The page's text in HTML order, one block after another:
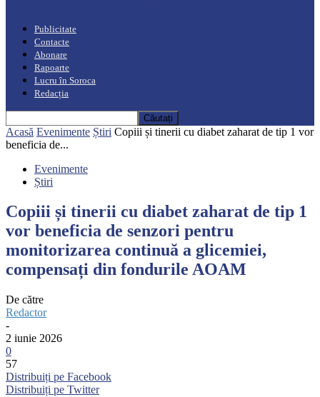
Publicitate
Contacte
Abonare
Rapoarte
Lucru în Soroca
Redacția
Acasă Evenimente Știri Copiii și tinerii cu diabet zaharat de tip 1 vor
beneficia de...
Evenimente
Știri
Copiii și tinerii cu diabet zaharat de tip 1
vor beneficia de senzori pentru
monitorizarea continuă a glicemiei,
compensați din fondurile AOAM
De către
Redactor
-
2 iunie 2026
0
57
Distribuiți pe Facebook
Distribuiți pe Twitter